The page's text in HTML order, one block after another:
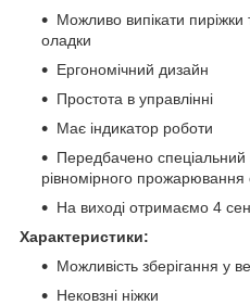
Можливо випікати
оладки
Ергономічний дизайн
Простота в управлінні
Має індикатор роботи
Передбачено спеціальний
рівномірного прожарювання
На виході отримаємо 4
Характеристики:
Можливість зберігання у
Нековзні ніжки